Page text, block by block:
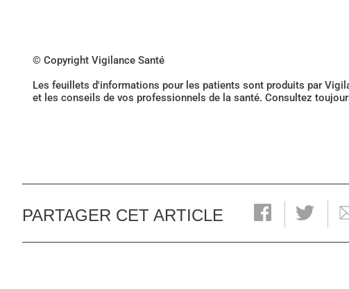
© Copyright Vigilance Santé
Les feuillets d'informations pour les patients sont produits par
et les conseils de vos professionnels de la santé. Consultez
PARTAGER CET ARTICLE